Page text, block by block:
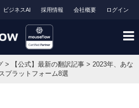
ログイン
会社概要
採用情報
ビジネスAI
> 【公式】最新の翻訳記事 > 2023年、あな
プラットフォーム8選